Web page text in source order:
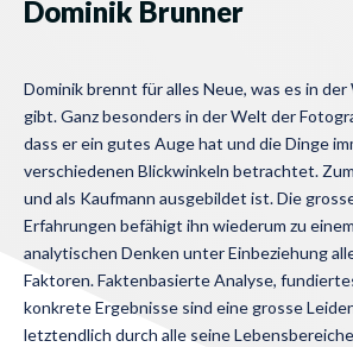
Dominik Brunner
Dominik brennt für alles Neue, was es in
gibt. Ganz besonders in der Welt der
dass er ein gutes Auge hat und die Dinge
verschiedenen Blickwinkeln betrachtet.
und als Kaufmann ausgebildet ist. Die
Erfahrungen befähigt ihn wiederum zu
analytischen Denken unter Einbeziehung
Faktoren. Faktenbasierte Analyse,
konkrete Ergebnisse sind eine grosse
letztendlich durch alle seine